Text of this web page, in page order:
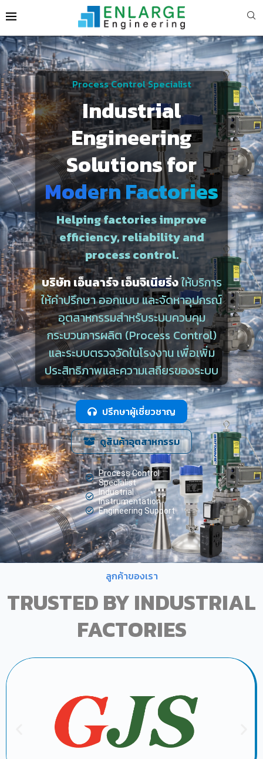
Process Control Specialist
Industrial
Engineering
Solutions for
Modern Factories
Helping factories improve
efficiency, reliability and
process control.
บริษัท เอ็นลาร์จ เอ็นจิเนียริ่งให้บริการ
ให้คำปรึกษา ออกแบบ และจัดหาอุปกรณ์
อุตสาหกรรมสำหรับระบบควบคุม
กระบวนการผลิต (Process Control)
และระบบตรวจวัดในโรงงาน เพื่อเพิ่ม
ประสิทธิภาพและความเสถียรของระบบ
ปรึกษาผู้เชี่ยวชาญ
ดูสินค้าอุตสาหกรรม
Process Control
Specialist
Industrial
Instrumentation
Engineering Support
ลูกค้าของเรา
TRUSTED BY INDUSTRIAL
FACTORIES